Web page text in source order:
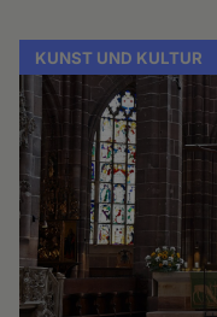
KUNST UND KULTUR